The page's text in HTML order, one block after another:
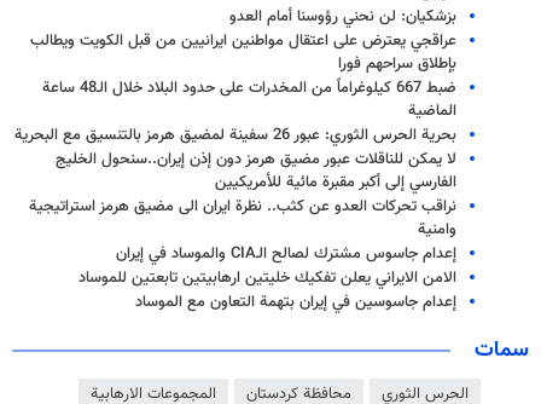
بزشكيان: لن نحني رؤوسنا أمام العدو
عراقجي يعترض على اعتقال مواطنين ايرانيين من قبل الكويت ويطالب
بإطلاق سراحهم فورا
ضبط 667 كيلوغراماً من المخدرات على حدود البلاد خلال الـ48 ساعة
الماضية
بحرية الحرس الثوري: عبور 26 سفينة لمضيق هرمز بالتنسيق مع البحرية
لا يمكن للناقلات عبور مضيق هرمز دون إذن إيران..سنحول الخليج
الفارسي إلى أكبر مقبرة مائية للأمريكيين
نراقب تحركات العدو عن كثب.. نظرة ايران الى مضيق هرمز استراتيجية
وامنية
إعدام جاسوس مشترك لصالح الـCIA والموساد في إيران
الامن الايراني يعلن تفكيك خليتين ارهابيتين تابعتين للموساد
إعدام جاسوسين في إيران بتهمة التعاون مع الموساد
سمات
الحرس الثوري محافظة كردستان
المجموعات الارهابية